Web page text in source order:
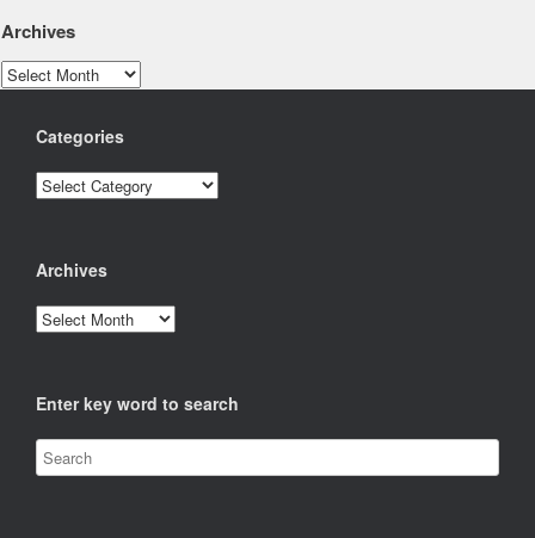
Archives
Archives
Categories
Categories
Archives
Archives
Enter key word to search